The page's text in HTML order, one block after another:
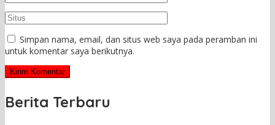
Simpan nama, email, dan situs web saya pada peramban ini
untuk komentar saya berikutnya.
Berita Terbaru